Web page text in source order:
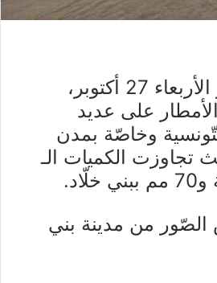
تهاطلت منذ فجر الأربعاء 27 أكتوبر،
على عديد
وخاصّة بمدن
تجاوزت الكميات الـ
من مدينة بني